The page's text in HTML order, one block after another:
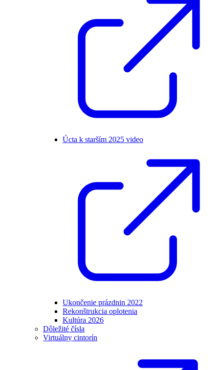
Úcta k starším 2025 video
Ukončenie prázdnin 2022
Rekonštrukcia oplotenia
Kultúra 2026
Dôležité čísla
Virtuálny cintorín